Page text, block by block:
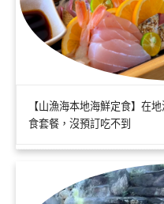
【山漁海本地海鮮定食】在
食套餐，沒預訂吃不到